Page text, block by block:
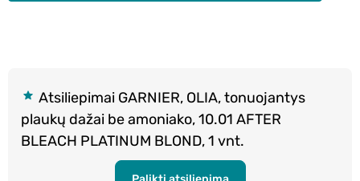
Atsiliepimai GARNIER, OLIA, tonuojantys
plaukų dažai be amoniako, 10.01 AFTER
BLEACH PLATINUM BLOND, 1 vnt.